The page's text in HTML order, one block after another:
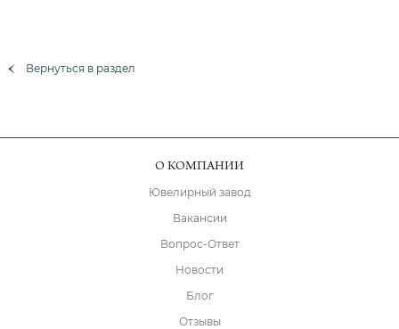
Вернуться в раздел
О КОМПАНИИ
Ювелирный завод
Вакансии
Вопрос-Ответ
Новости
Блог
Отзывы